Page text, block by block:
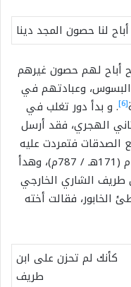
أباح لنا حصون المجد دينا
أباح لهم حصون غيرهم
وعبادتهم في
[6] . و بدأ دور تغلب في
الهجري، فقد أرسل
الصدقات فتمردت عليه
وقتلته، فنكل أخوه حاتم ببني تغلب عام (171هـ / 787م)، وهدأ
طريف الشاري الخارجي
فقالت أخته
كأنك لم تحزن على ابن
طريف